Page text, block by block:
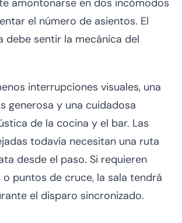
amontonarse en dos incómodos
el número de asientos. El
debe sentir la mecánica del
interrupciones visuales, una
generosa y una cuidadosa
de la cocina y el bar. Las
todavía necesitan una ruta
desde el paso. Si requieren
puntos de cruce, la sala tendrá
el disparo sincronizado.